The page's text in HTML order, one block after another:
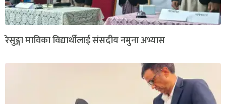
रेसुङ्गा माविका विद्यार्थीलाई संसदीय नमुना अभ्यास